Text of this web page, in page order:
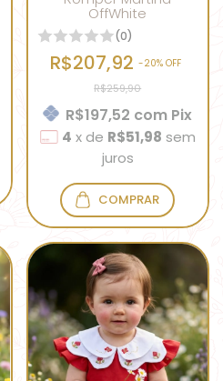
OffWhite
(0)
R$207,92-20% OFF
R$259,90
R$197,52 com Pix
4 x de R$51,98 sem
juros
COMPRAR